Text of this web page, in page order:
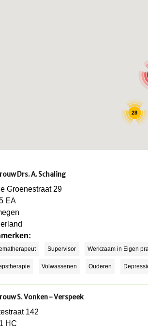
28
Drs. A. Schaling
Groenestraat 29
EA
Supervisor Werkzaam in Eigen
Volwassenen Ouderen
S. Vonken - Verspeek
142
HC